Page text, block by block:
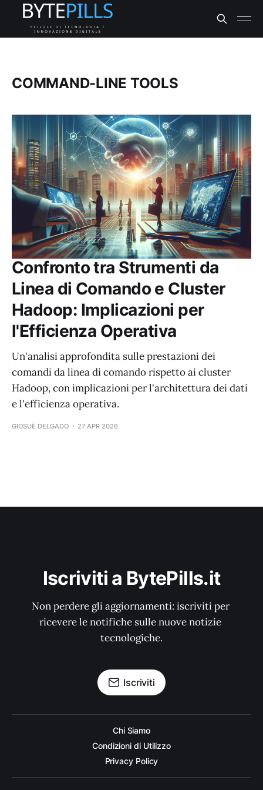
COMMAND-LINE TOOLS
Confronto tra Strumenti da
Linea di Comando e Cluster
Hadoop: Implicazioni per
l'Efficienza Operativa
Un'analisi approfondita sulle prestazioni dei
comandi da linea di comando rispetto ai cluster
Hadoop, con implicazioni per l'architettura dei dati
e l'efficienza operativa.
GIOSUÈ DELGADO 27 APR 2026
Iscriviti a BytePills.it
Non perdere gli aggiornamenti: iscriviti per
ricevere le notifiche sulle nuove notizie
tecnologiche.
Iscriviti
Chi Siamo
Condizioni di Utilizzo
Privacy Policy